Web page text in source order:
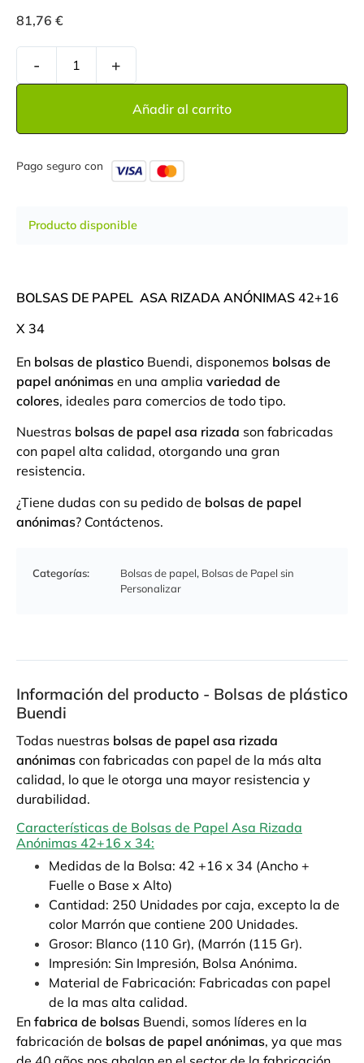
81,76 €
- +
Añadir al carrito
Pago seguro con
Producto disponible
BOLSAS DE PAPEL ASA RIZADA ANÓNIMAS 42+16
X 34
En bolsas de plastico Buendi, disponemos bolsas de
papel anónimas en una amplia variedad de
colores, ideales para comercios de todo tipo.
Nuestras bolsas de papel asa rizada son fabricadas
con papel alta calidad, otorgando una gran
resistencia.
¿Tiene dudas con su pedido de bolsas de papel
anónimas? Contáctenos.
Categorías: Bolsas de papel, Bolsas de Papel sin
Personalizar
Información del producto - Bolsas de plástico
Buendi
Todas nuestras bolsas de papel asa rizada
anónimas con fabricadas con papel de la más alta
calidad, lo que le otorga una mayor resistencia y
durabilidad.
Características de Bolsas de Papel Asa Rizada
Anónimas 42+16 x 34:
Medidas de la Bolsa: 42 +16 x 34 (Ancho +
Fuelle o Base x Alto)
Cantidad: 250 Unidades por caja, excepto la de
color Marrón que contiene 200 Unidades.
Grosor: Blanco (110 Gr), (Marrón (115 Gr).
Impresión: Sin Impresión, Bolsa Anónima.
Material de Fabricación: Fabricadas con papel
de la mas alta calidad.
En fabrica de bolsas Buendi, somos líderes en la
fabricación de bolsas de papel anónimas, ya que mas